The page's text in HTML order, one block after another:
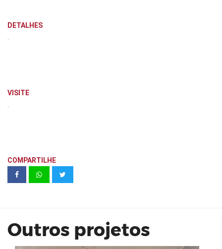
DETALHES
VISITE
COMPARTILHE
Outros projetos
Paisagens Férteis - Santídio Pereira